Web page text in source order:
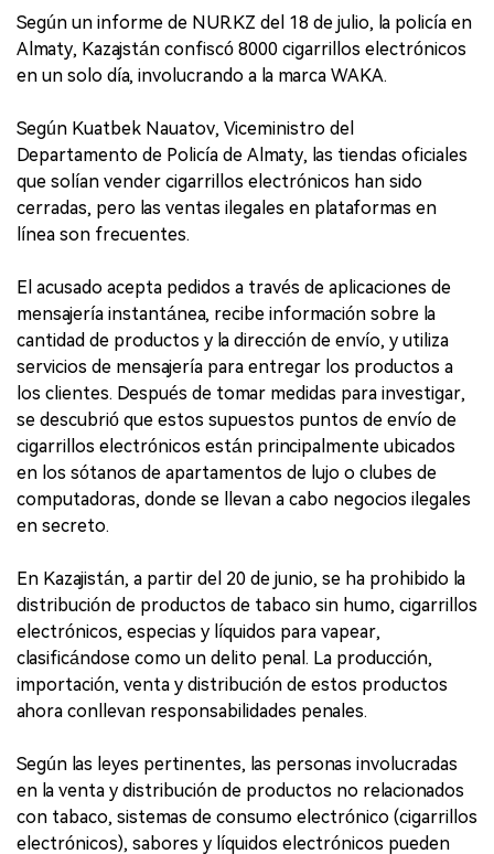
Según un informe de NUR.KZ del 18 de julio, la policía en
Almaty, Kazajstán confiscó 8000 cigarrillos electrónicos
en un solo día, involucrando a la marca WAKA.
Según Kuatbek Nauatov, Viceministro del
Departamento de Policía de Almaty, las tiendas oficiales
que solían vender cigarrillos electrónicos han sido
cerradas, pero las ventas ilegales en plataformas en
línea son frecuentes.
El acusado acepta pedidos a través de aplicaciones de
mensajería instantánea, recibe información sobre la
cantidad de productos y la dirección de envío, y utiliza
servicios de mensajería para entregar los productos a
los clientes. Después de tomar medidas para investigar,
se descubrió que estos supuestos puntos de envío de
cigarrillos electrónicos están principalmente ubicados
en los sótanos de apartamentos de lujo o clubes de
computadoras, donde se llevan a cabo negocios ilegales
en secreto.
En Kazajistán, a partir del 20 de junio, se ha prohibido la
distribución de productos de tabaco sin humo, cigarrillos
electrónicos, especias y líquidos para vapear,
clasificándose como un delito penal. La producción,
importación, venta y distribución de estos productos
ahora conllevan responsabilidades penales.
Según las leyes pertinentes, las personas involucradas
en la venta y distribución de productos no relacionados
con tabaco, sistemas de consumo electrónico (cigarrillos
electrónicos), sabores y líquidos electrónicos pueden